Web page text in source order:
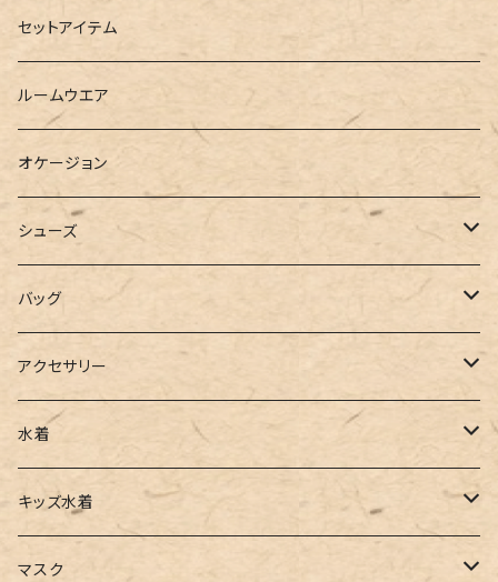
ダウンジャケット
ベスト
ニット
シャツ
ブラウス
カーディガン
ポロシャツ
ベスト
チュニック
タンクトップ
キャミソール
ショートパンツ
ハーフパンツ
スウェット
ジャージ
スラックス
ワイドパンツ
カーゴパンツ
サロペット
ガウチョ
ミニ
その他
シャツワンピース
スウェットワンピース
パーカーワンピース
ニットワンピース
キャミワンピース
サロペット
オールインワン
セットアイテム
ルームウエア
オケージョン
シューズ
ブーツ
パンプス
サンダル
スニーカー
フラットシューズ
バッグ
トートバッグ
ショルダー
バックパック
カゴバッグ
アクセサリー
その他
水着
ワンピース
ビキニ
キッズ水着
女の子
マスク